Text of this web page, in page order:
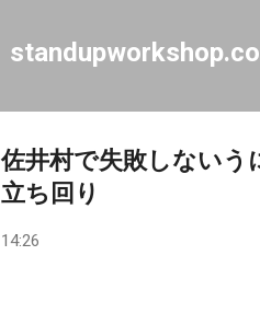
佐井村で失敗しないう
立ち回り
14:26